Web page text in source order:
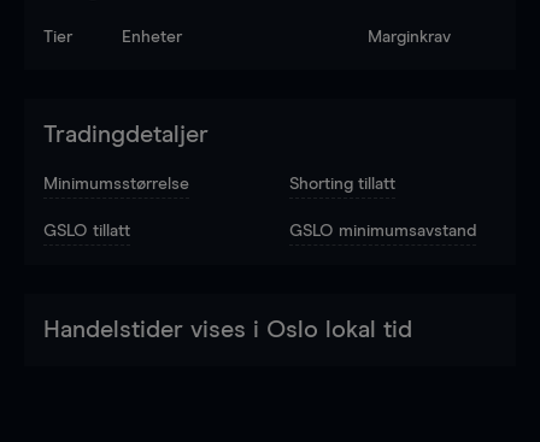
Tier Enheter Marginkrav
Tradingdetaljer
Minimumsstørrelse Shorting tillatt
GSLO tillatt GSLO minimumsavstand
Handelstider vises i Oslo lokal tid